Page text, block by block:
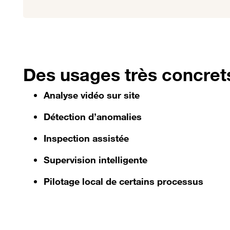
Des usages très
Analyse vidéo sur site
Détection d’anomalies
Inspection assistée
Supervision intelligente
Pilotage local de certains processus